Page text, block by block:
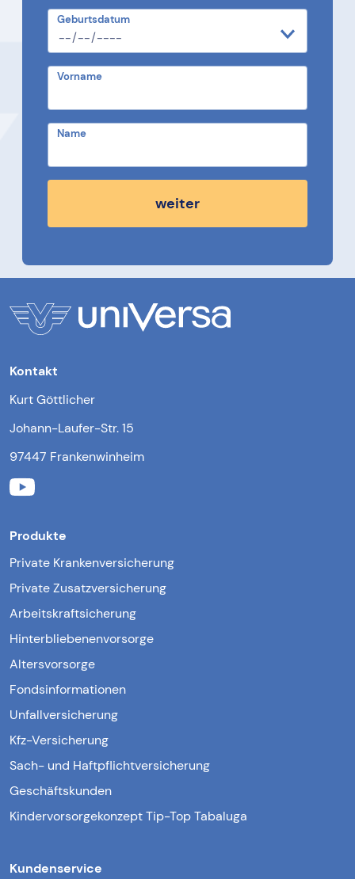
Geburtsdatum
Vorname
Name
weiter
Kontakt
Kurt Göttlicher
Johann-Laufer-Str. 15
97447 Frankenwinheim
Produkte
Private Krankenversicherung
Private Zusatzversicherung
Arbeitskraftsicherung
Hinterbliebenenvorsorge
Altersvorsorge
Fondsinformationen
Unfallversicherung
Kfz-Versicherung
Sach- und Haftpflichtversicherung
Geschäftskunden
Kindervorsorgekonzept Tip-Top Tabaluga
Kundenservice